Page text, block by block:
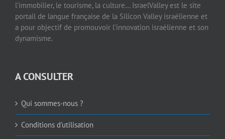
l’immobilier, le tourisme, la culture… IsraelValley est le site
portail de langue française de la Silicon Valley israélienne et
a pour objectif de promouvoir l’innovation israélienne et son
dynamisme.
A CONSULTER
Qui sommes-nous ?
Conditions d’utilisation